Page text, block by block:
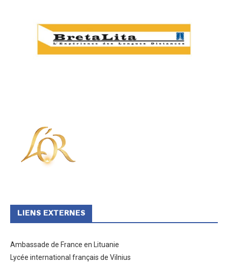
LIENS EXTERNES
Ambassade de France en Lituanie
Lycée international français de Vilnius